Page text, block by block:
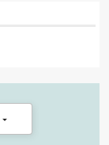
